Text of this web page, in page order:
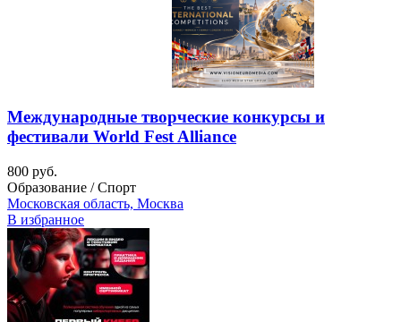
Международные творческие конкурсы и
фестивали World Fest Alliance
800 руб.
Образование / Спорт
Московская область, Москва
В избранное